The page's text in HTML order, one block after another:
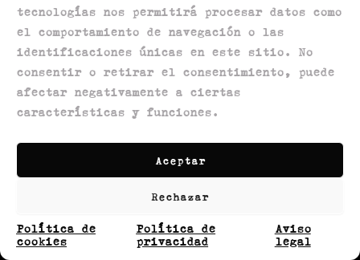
tecnologías nos permitirá procesar datos como
el comportamiento de navegación o las
identificaciones únicas en este sitio. No
consentir o retirar el consentimiento, puede
afectar negativamente a ciertas
características y funciones.
Aceptar
Rechazar
Política de
cookies
Política de
privacidad
Aviso
legal
Política de privacidad
Política de devoluciones
Política de envíos
Términos y condiciones
Política de cookies
Contactanos